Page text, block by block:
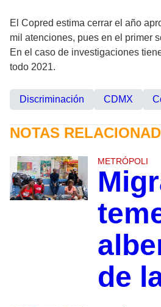
El Copred estima cerrar el año
mil atenciones, pues en el primer
En el caso de investigaciones
todo 2021.
Discriminación CDMX
NOTAS
METRÓPOLI
de